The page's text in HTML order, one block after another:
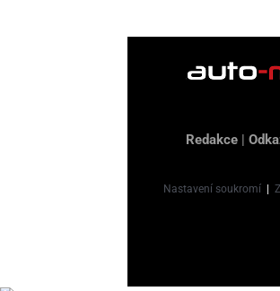
Redakce |
Nastavení soukromí |